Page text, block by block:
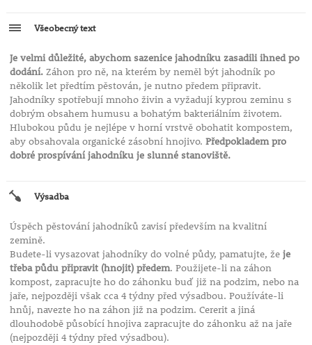
Všeobecný text
Je velmi důležité, abychom sazenice jahodníku zasadili ihned po
dodání.Záhon pro ně, na kterém by neměl být jahodník po
několik let předtím pěstován, je nutno předem připravit.
Jahodníky spotřebují mnoho živin a vyžadují kyprou zeminu s
dobrým obsahem humusu a bohatým bakteriálním životem.
Hlubokou půdu je nejlépe v horní vrstvě obohatit kompostem,
aby obsahovala organické zásobní hnojivo. Předpokladem pro
dobré prospívání jahodníku je slunné stanoviště.
Výsadba
Úspěch pěstování jahodníků zavisí především na kvalitní
zemině.
Budete-li vysazovat jahodníky do volné půdy, pamatujte, že je
třeba půdu připravit (hnojit) předem. Použijete-li na záhon
kompost, zapracujte ho do záhonku buď již na podzim, nebo na
jaře, nejpozději však cca 4 týdny před výsadbou. Používáte-li
hnůj, navezte ho na záhon již na podzim. Cererit a jiná
dlouhodobě působící hnojiva zapracujte do záhonku až na jaře
(nejpozději 4 týdny před výsadbou).